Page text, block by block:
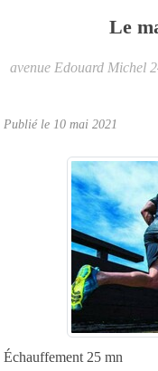
Le
avenue Edouard Michel
Publié le 10 mai 2021
Échauffement 25 mn